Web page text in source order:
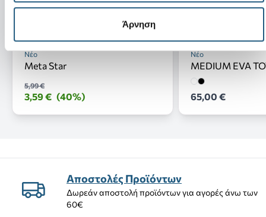
Άρνηση
Νέο
Meta Star
5,99 €
3,59 € (40%)
Νέο
MEDIUM EVA
65,00 €
Αποστολές Προϊόντων
Δωρεάν αποστολή προϊόντων για αγορές άνω των
60€